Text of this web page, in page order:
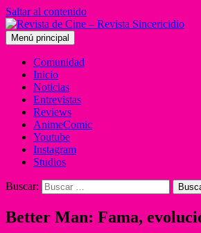
Saltar al contenido
Menú principal
Comunidad
Inicio
Noticias
Entrevistas
Reviews
AnimeComic
Youtube
Instagram
Studios
Buscar:
Better Man: Fama,